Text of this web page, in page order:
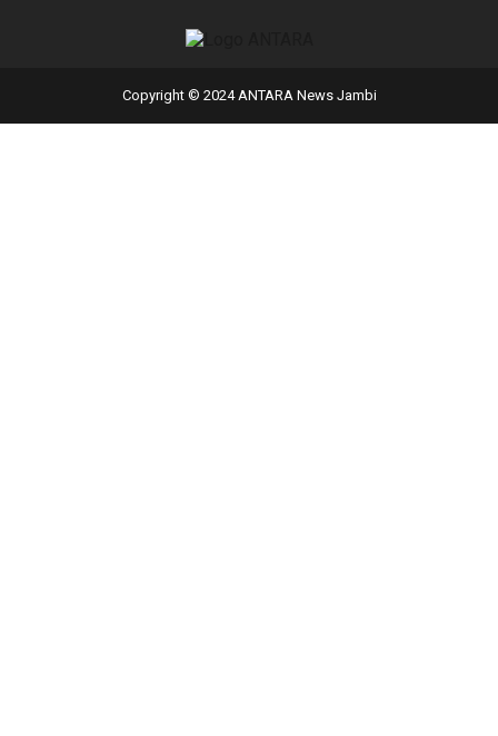
Copyright © 2024 ANTARA News Jambi